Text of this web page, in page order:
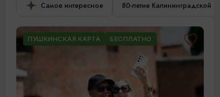
Самое интересное 80-летие Калининградской
ПУШКИНСКАЯ КАРТА БЕСПЛАТНО